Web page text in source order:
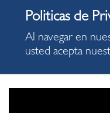
hora o
Al navegar en
usted acepta